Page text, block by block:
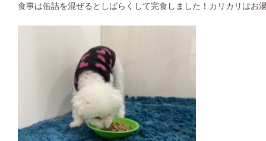
食事は缶詰を混ぜるとしばらくして完食しました！カリカリはお